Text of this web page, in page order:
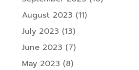
August 2023 (11)
July 2023 (13)
June 2023 (7)
May 2023 (8)